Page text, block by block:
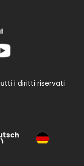
i diritti riservati